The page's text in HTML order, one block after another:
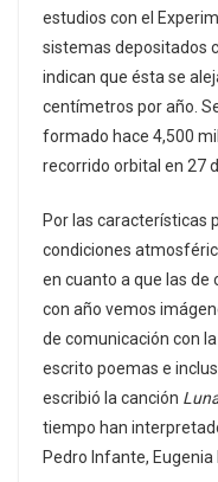
estudios con el
sistemas depositados
indican que ésta se
centímetros por año.
formado hace 4,500
recorrido orbital en 27
Por las características
condiciones
en cuanto a que las de
con año vemos
de comunicación con
escrito poemas e
escribió la canción
tiempo han
Pedro Infante,